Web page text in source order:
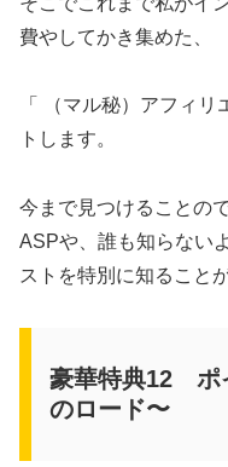
費やしてかき集めた、
「 （マル秘）アフィ
トします。
今まで見つけることの
ASPや、誰も知らない
ストを特別に知ること
豪華特典12 ポ
のロード〜